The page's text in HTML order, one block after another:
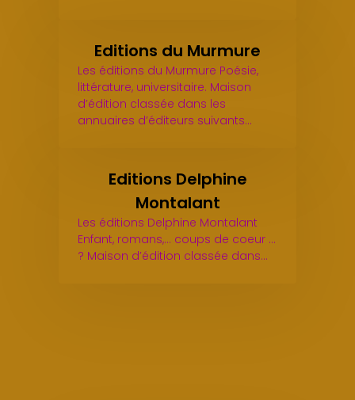
Editions du Murmure
Les éditions du Murmure Poésie,
littérature, universitaire. Maison
d’édition classée dans les
annuaires d’éditeurs suivants…
Editions Delphine
Montalant
Les éditions Delphine Montalant
Enfant, romans,... coups de coeur ...
? Maison d’édition classée dans…